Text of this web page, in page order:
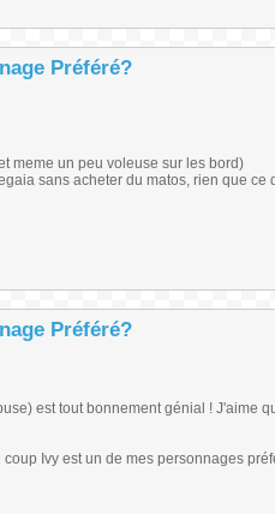
Préféré?
meme un peu voleuse sur les bord)
sans acheter du matos, rien que ce
Préféré?
est tout bonnement génial ! J'aime
Ivy est un de mes personnages